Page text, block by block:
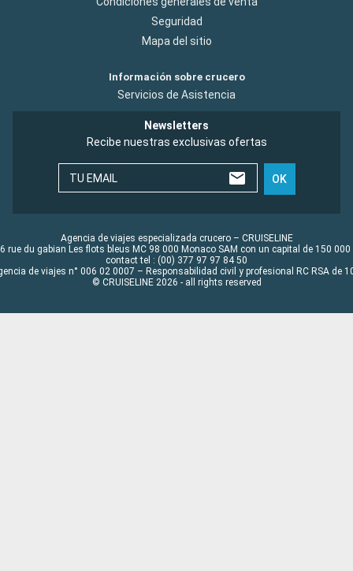
Seguridad
Mapa del sitio
Información sobre crucero
Servicios de Asistencia
Newsletters
Recibe nuestras exclusivas ofertas
TU EMAIL OK
Agencia de viajes especializada crucero – CRUISELINE
rue du gabian Les flots bleus MC 98 000 Monaco SAM con un capital de 150 000
contact tel : (00) 377 97 97 84 50
de viajes n° 006 02 0007 – Responsabilidad civil y profesional RC RSA de
© CRUISELINE 2026 - all rights reserved